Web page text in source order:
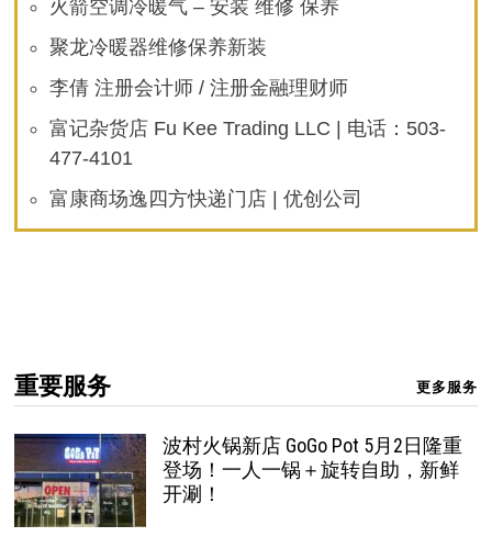
火箭空调冷暖气 – 安装 维修 保养
聚龙冷暖器维修保养新装
李倩 注册会计师 / 注册金融理财师
富记杂货店 Fu Kee Trading LLC | 电话：503-
477-4101
富康商场逸四方快递门店 | 优创公司
重要服务 更多服务
波村火锅新店 GoGo Pot 5月2日隆重
登场！一人一锅＋旋转自助，新鲜
开涮！